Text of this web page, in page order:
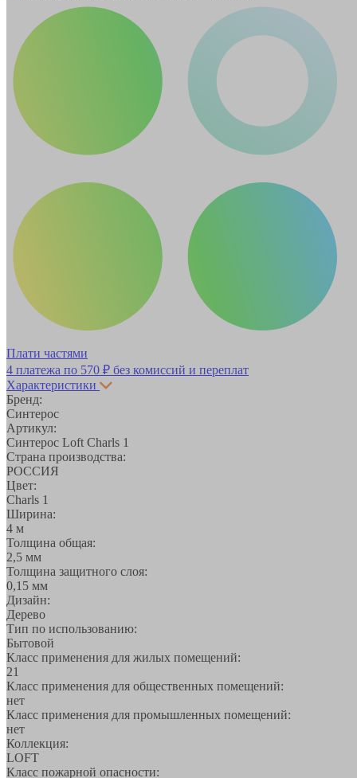
Плати частями
4 платежа по 570 ₽ без комиссий и переплат
Характеристики
Бренд:
Синтерос
Артикул:
Синтерос Loft Charls 1
Страна производства:
РОССИЯ
Цвет:
Charls 1
Ширина:
4 м
Толщина общая:
2,5 мм
Толщина защитного слоя:
0,15 мм
Дизайн:
Дерево
Тип по использованию:
Бытовой
Класс применения для жилых помещений:
21
Класс применения для общественных помещений:
нет
Класс применения для промышленных помещений:
нет
Коллекция:
LOFT
Класс пожарной опасности: